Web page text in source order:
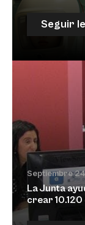
Seguir
Septiembre
La Junta
crear 10.120